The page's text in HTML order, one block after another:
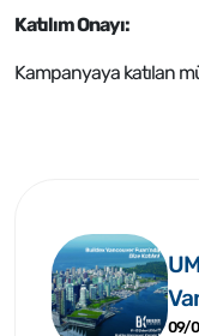
Katılım Onayı:
Kampanyaya katılan
09/